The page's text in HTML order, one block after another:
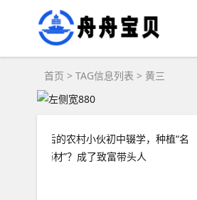
首页 > TAG信息列表 > 黄三